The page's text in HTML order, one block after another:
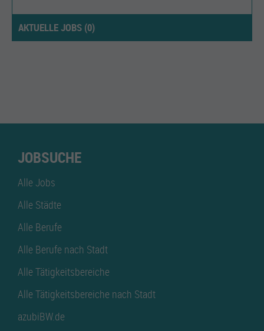
AKTUELLE JOBS (0)
JOBSUCHE
Alle Jobs
Alle Städte
Alle Berufe
Alle Berufe nach Stadt
Alle Tätigkeitsbereiche
Alle Tätigkeitsbereiche nach Stadt
azubiBW.de